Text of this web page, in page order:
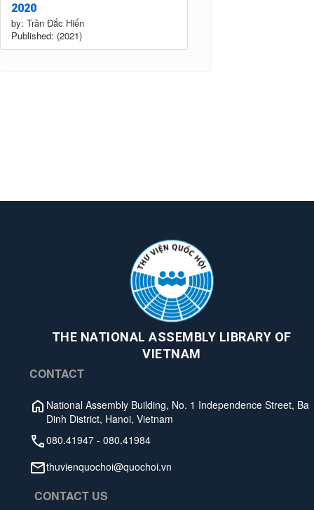
2020
by: Trần Đắc Hiến
Published: (2021)
THE NATIONAL ASSEMBLY LIBRARY OF
VIETNAM
CONTACT
National Assembly Building, No. 1 Independence Street, Ba
Dinh District, Hanoi, Vietnam
080.41947 - 080.41984
thuvienquochoi@quochoi.vn
CONTACT US